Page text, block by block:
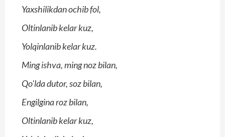
Yaxshilikdan ochib fol,
Oltinlanib kelar kuz,
Yolqinlanib kelar kuz.
Ming ishva, ming noz bilan,
Qo'lda dutor, soz bilan,
Engilgina roz bilan,
Oltinlanib kelar kuz,